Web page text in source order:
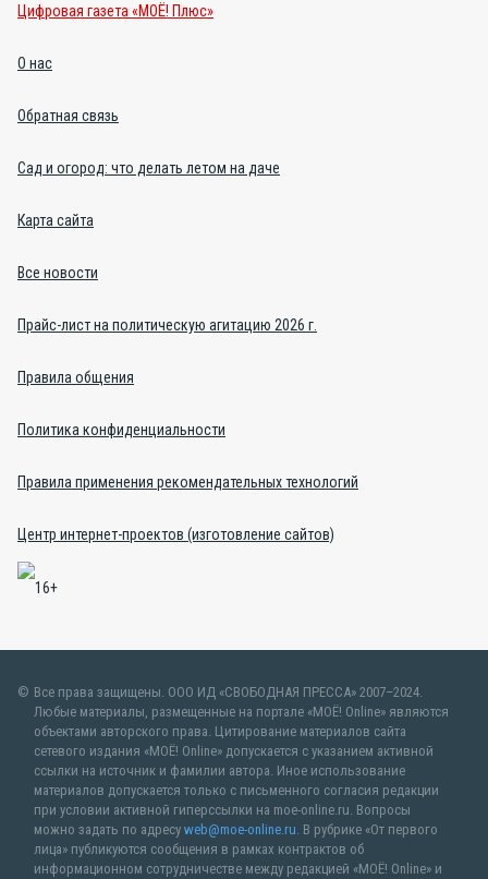
Цифровая газета «МОЁ! Плюс»
О нас
Обратная связь
Сад и огород: что делать летом на даче
Карта сайта
Все новости
Прайс-лист на политическую агитацию 2026 г.
Правила общения
Политика конфиденциальности
Правила применения рекомендательных технологий
Центр интернет-проектов (изготовление сайтов)
Все права защищены. ООО ИД «СВОБОДНАЯ ПРЕССА» 2007–2024.
Любые материалы, размещенные на портале «МОЁ! Online» являются
объектами авторского права. Цитирование материалов сайта
сетевого издания «МОЁ! Online» допускается с указанием активной
ссылки на источник и фамилии автора. Иное использование
материалов допускается только с письменного согласия редакции
при условии активной гиперссылки на moe-online.ru. Вопросы
можно задать по адресу web@moe-online.ru. В рубрике «От первого
лица» публикуются сообщения в рамках контрактов об
информационном сотрудничестве между редакцией «МОЁ! Online» и